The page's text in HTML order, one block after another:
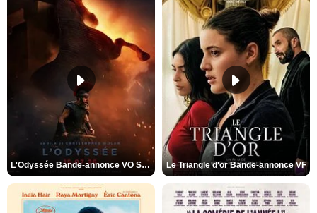
L'Odyssée Bande-annonce VO STFR Le Triangle d'or Bande-annonce VF